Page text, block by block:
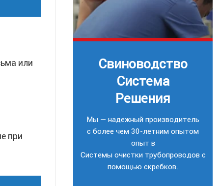
или
при
Свиноводство
Система
Решения
Мы — надежный производитель
с более чем 30-летним опытом
опыт в
Системы очистки трубопроводов с
помощью скребков.